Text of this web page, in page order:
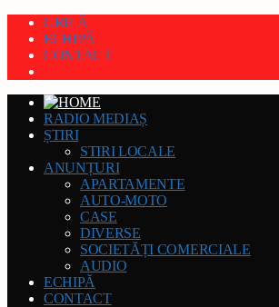
GRILĂ
ECHIPĂ
CONTACT
RADIO MEDIAȘ
ȘTIRI
STIRI LOCALE
ANUNȚURI
APARTAMENTE
AUTO-MOTO
CASE
DIVERSE
SOCIETĂȚI COMERCIALE
AUDIO
ECHIPĂ
CONTACT